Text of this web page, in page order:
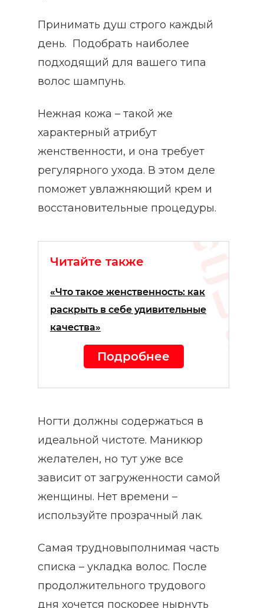
Принимать душ строго каждый
день. Подобрать наиболее
подходящий для вашего типа
волос шампунь.
Нежная кожа – такой же
характерный атрибут
женственности, и она требует
регулярного ухода. В этом деле
поможет увлажняющий крем и
восстановительные процедуры.
Читайте также
«Что такое женственность: как
раскрыть в себе удивительные
качества»
Подробнее
Ногти должны содержаться в
идеальной чистоте. Маникюр
желателен, но тут уже все
зависит от загруженности самой
женщины. Нет времени –
используйте прозрачный лак.
Самая трудновыполнимая часть
списка – укладка волос. После
продолжительного трудового
дня хочется поскорее нырнуть